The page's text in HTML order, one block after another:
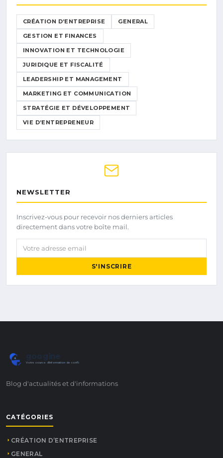
CRÉATION D’ENTREPRISE GENERAL
GESTION ET FINANCES
INNOVATION ET TECHNOLOGIE
JURIDIQUE ET FISCALITÉ
LEADERSHIP ET MANAGEMENT
MARKETING ET COMMUNICATION
STRATÉGIE ET DÉVELOPPEMENT
VIE D’ENTREPRENEUR
NEWSLETTER
Inscrivez-vous pour recevoir nos derniers articles
directement dans votre boîte mail.
Votre adresse email
S'INSCRIRE
Votre source d'information de confiance
Blog d'actualités et d'informations
CATÉGORIES
CRÉATION D’ENTREPRISE
GENERAL